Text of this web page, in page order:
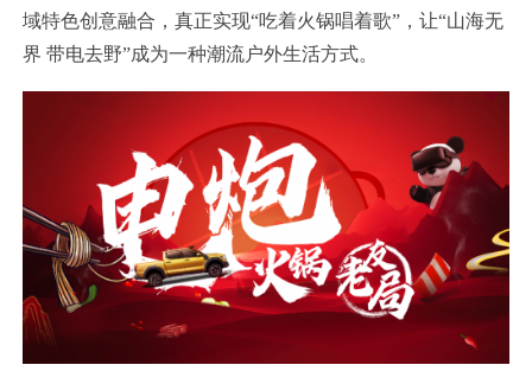
域特色创意融合，真正实现“吃着火锅唱着歌”，让“山海无
界 带电去野”成为一种潮流户外生活方式。